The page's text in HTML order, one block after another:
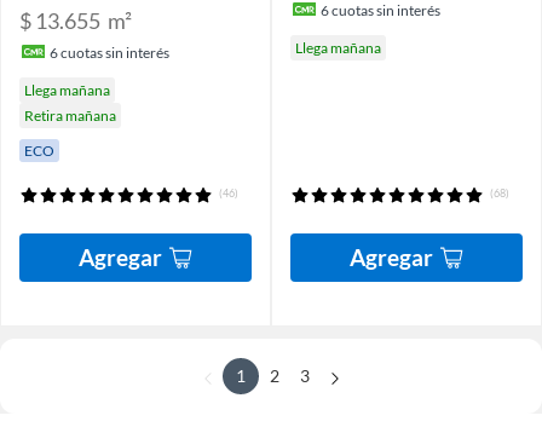
$ 13.655 m²
6cuotas sin interés
Llega mañana
Retira mañana
ECO
(46)
Agregar
6cuotas sin interés
Llega mañana
(68)
Agregar
1 2 3